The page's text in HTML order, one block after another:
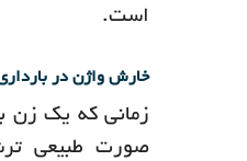
است.
خارش واژن در
زمانی که یک زن
صورت طبیعی